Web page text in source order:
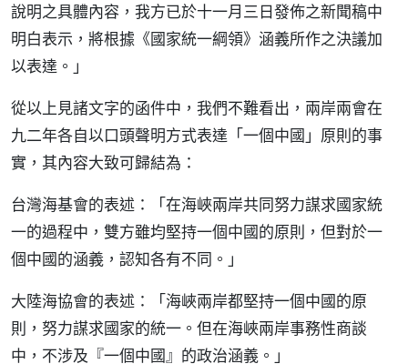
說明之具體內容，我方已於十一月三日發佈之新聞稿中
明白表示，將根據《國家統一綱領》涵義所作之決議加
以表達。」
從以上見諸文字的函件中，我們不難看出，兩岸兩會在
九二年各自以口頭聲明方式表達「一個中國」原則的事
實，其內容大致可歸結為：
台灣海基會的表述：「在海峽兩岸共同努力謀求國家統
一的過程中，雙方雖均堅持一個中國的原則，但對於一
個中國的涵義，認知各有不同。」
大陸海協會的表述：「海峽兩岸都堅持一個中國的原
則，努力謀求國家的統一。但在海峽兩岸事務性商談
中，不涉及『一個中國』的政治涵義。」